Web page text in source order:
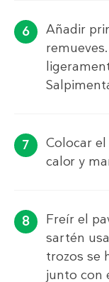
Añadir
Colocar
calor y
Freír el
sartén
trozos se
junto con